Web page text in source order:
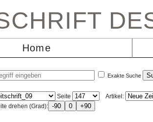
Home
Exakte Suche
Seite
Artikel:
drehen (Grad):